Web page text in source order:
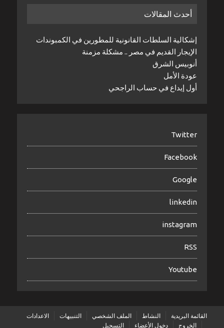
أحدث المقالات
إشكالية السلطات القانونية للمطورين في الكمبوندات
الإيجار القديم في مصر .. مشكلة مزمنة
أنوبيس الشرق
عودة الأمل
أول إيداع في حساب الراجحي
Twitter
Facebook
Google
linkedin
instagram
RSS
Youtube
القائمة البريدية النشاط الملف الشخصي التنبيهات
الاعدادات
الخروج
دخول الأعضاء التسجيل